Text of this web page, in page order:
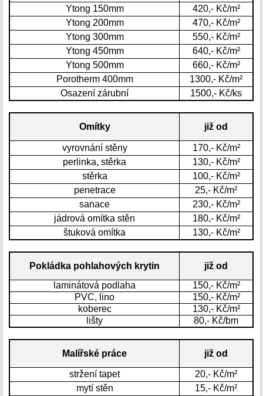
Ytong 150mm
420,- Kč/m²
Ytong 200mm
470,- Kč/m²
Ytong 300mm
550,- Kč/m²
Ytong 450mm
640,- Kč/m²
Ytong 500mm
660,- Kč/m²
Porotherm 400mm
1300,- Kč/m²
Osazení zárubní
1500,- Kč/ks
Omítky již od
vyrovnání stěny
170,- Kč/m²
perlinka, stěrka
130,- Kč/m²
stěrka
100,- Kč/m²
penetrace
25,- Kč/m²
sanace
230,- Kč/m²
jádrová omítka stěn
180,- Kč/m²
štuková omítka
130,- Kč/m²
Pokládka pohlahových krytin
již od
laminátová podlaha
150,- Kč/m²
PVC, lino
150,- Kč/m²
koberec
130,- Kč/m²
lišty
80,- Kč/bm
Malířské práce již od
stržení tapet
20,- Kč/m²
mytí stěn
15,- Kč/m²